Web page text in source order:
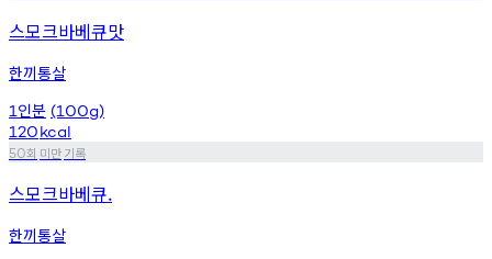
스모크바베큐맛
한끼통살
1 인분 (100g)
120kcal
50회 미만기록
스모크바베큐.
한끼통살